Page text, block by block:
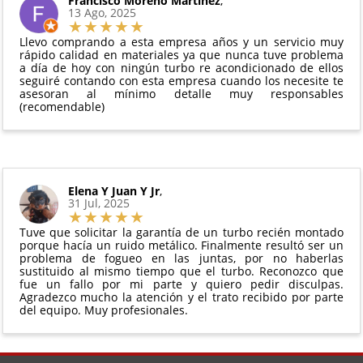
Todas nuestras garantías cumplen con la legislación
vigente. Consulta nuestras
para más información.
manipulado
Debe devolverse en su
perfectas condiciones
13 Ago, 2025
Llevo comprando a esta empresa años y un servicio muy
rápido calidad en materiales ya que nunca tuve problema
a día de hoy con ningún turbo re acondicionado de ellos
seguiré contando con esta empresa cuando los necesite te
asesoran al mínimo detalle muy responsables
(recomendable)
Elena Y Juan Y Jr,
31 Jul, 2025
Tuve que solicitar la garantía de un turbo recién montado
porque hacía un ruido metálico. Finalmente resultó ser un
problema de fogueo en las juntas, por no haberlas
sustituido al mismo tiempo que el turbo. Reconozco que
fue un fallo por mi parte y quiero pedir disculpas.
Agradezco mucho la atención y el trato recibido por parte
del equipo. Muy profesionales.